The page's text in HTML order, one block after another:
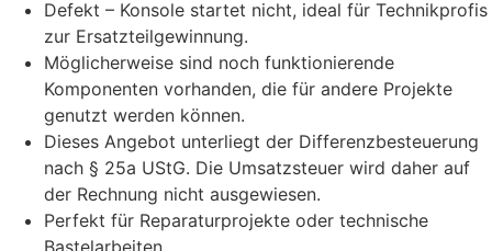
Defekt – Konsole startet nicht, ideal für Technikprofis
zur Ersatzteilgewinnung.
Möglicherweise sind noch funktionierende
Komponenten vorhanden, die für andere Projekte
genutzt werden können.
Dieses Angebot unterliegt der Differenzbesteuerung
nach § 25a UStG. Die Umsatzsteuer wird daher auf
der Rechnung nicht ausgewiesen.
Perfekt für Reparaturprojekte oder technische
Bastelarbeiten.